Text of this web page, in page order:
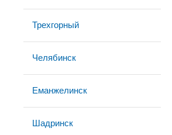
Трехгорный
Челябинск
Еманжелинск
Шадринск